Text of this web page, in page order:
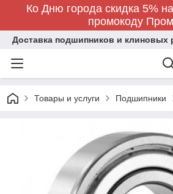
Ко Дню города скидка 5%
промокоду
Доставка подшипников и клиновых
Товары и услуги Подшипники